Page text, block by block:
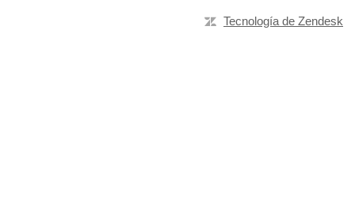
Tecnología de Zendesk